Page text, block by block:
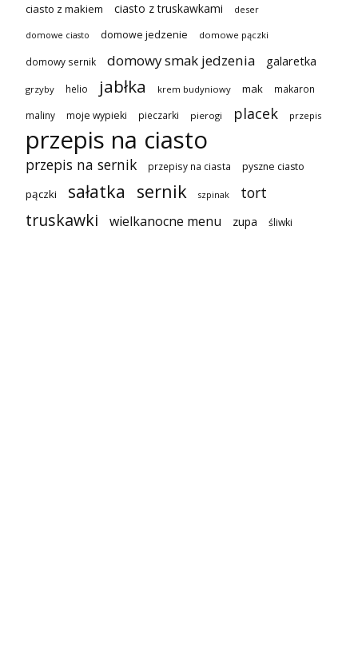
ciasto z makiem ciasto z truskawkami deser
domowe ciasto domowe jedzenie domowe pączki
domowy sernik domowy smak jedzenia galaretka
grzyby helio jabłka krem budyniowy mak makaron
maliny moje wypieki pieczarki pierogi placek przepis
przepis na ciasto
przepis na sernik przepisy na ciasta pyszne ciasto
pączki sałatka sernik szpinak tort
truskawki wielkanocne menu zupa śliwki